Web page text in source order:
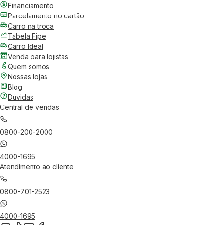
Financiamento
Parcelamento no cartão
Carro na troca
Tabela Fipe
Carro Ideal
Venda para lojistas
Quem somos
Nossas lojas
Blog
Dúvidas
Central de vendas
0800-200-2000
4000-1695
Atendimento ao cliente
0800-701-2523
4000-1695